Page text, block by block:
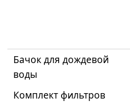
Бачок для дождевой
воды
Комплект фильтров